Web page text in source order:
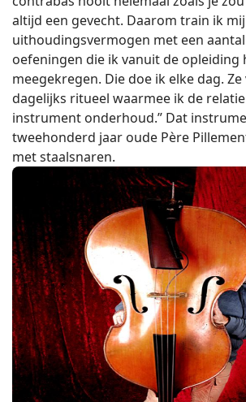
altijd een gevecht. Daarom train ik
uithoudingsvermogen met een
oefeningen die ik vanuit de opleiding
meegekregen. Die doe ik elke dag.
dagelijks ritueel waarmee ik de
instrument onderhoud.” Dat
tweehonderd jaar oude Père
met staalsnaren.